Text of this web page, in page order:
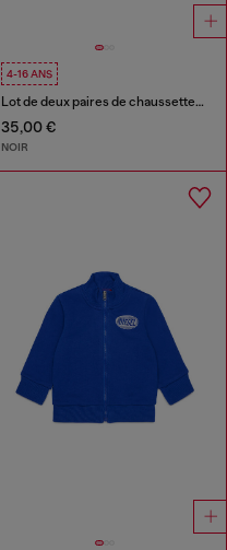
4-16 ANS
Lot de deux paires de chaussettes avec logo
35,00 €
NOIR